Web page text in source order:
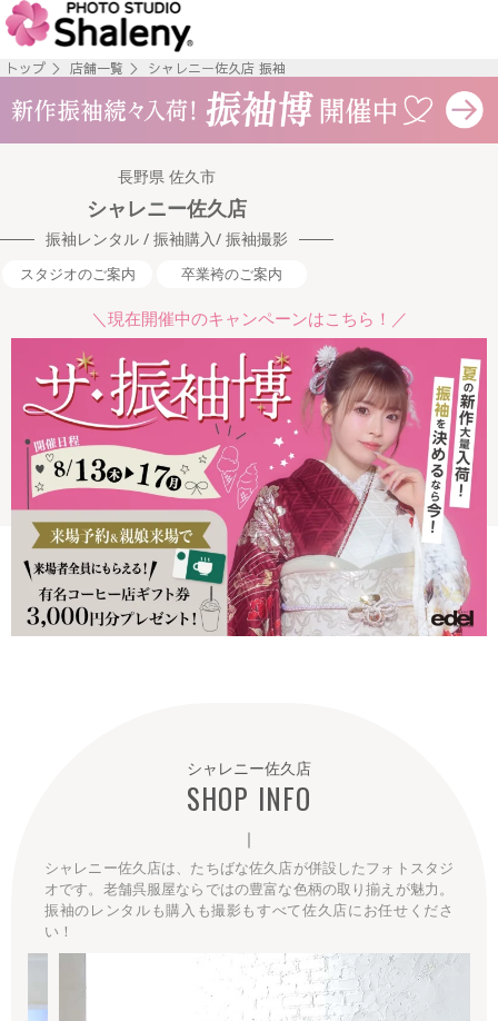
トップ ＞ 店舗一覧 ＞ シャレニー佐久店 振袖
長野県 佐久市
シャレニー佐久店
振袖レンタル / 振袖購入/ 振袖撮影
スタジオのご案内 卒業袴のご案内
＼現在開催中のキャンペーンはこちら！／
シャレニー佐久店
SHOP INFO
｜
シャレニー佐久店は、たちばな佐久店が併設したフォトスタジ
オです。老舗呉服屋ならではの豊富な色柄の取り揃えが魅力。
振袖のレンタルも購入も撮影もすべて佐久店にお任せくださ
い！